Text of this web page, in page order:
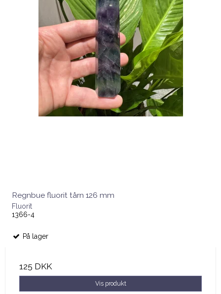
Regnbue fluorit tårn 126 mm
Fluorit
1366-4
På lager
125 DKK
Vis produkt